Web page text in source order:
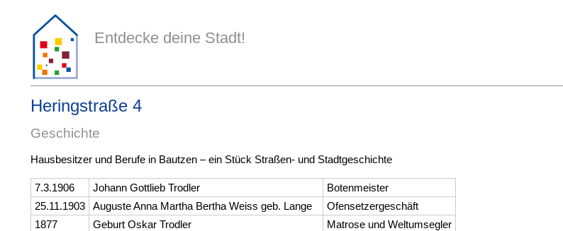
Entdecke deine Stadt!
Heringstraße 4
Geschichte
Hausbesitzer und Berufe in Bautzen – ein Stück Straßen- und Stadtgeschichte
7.3.1906 Johann Gottlieb Trodler
Botenmeister
25.11.1903
Auguste Anna Martha Bertha Weiss geb. Lange
Ofensetzergeschäft
1877
Geburt Oskar Trodler
Matrose und Weltumsegler